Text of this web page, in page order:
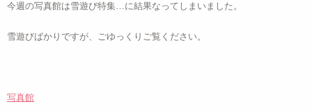
今週の写真館は雪遊び特集…に結果なってしまいました。
雪遊びばかりですが、ごゆっくりご覧ください。
写真館